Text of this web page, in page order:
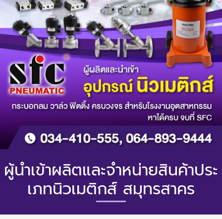
ผู้นำเข้าผลิตและจำหน่ายสินค้าประ
เภทนิวเมติกส์ สมุทรสาคร